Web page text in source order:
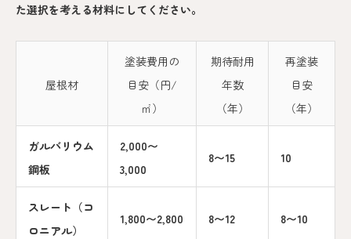
た選択を考える材料にしてください。
屋根材
塗装費用の
目安（円/
㎡）
期待耐用
年数
（年）
再塗装
目安
（年）
ガルバリウム
鋼板
2,000〜
3,000
8〜15 10
スレート（コ
ロニアル）
1,800〜2,800 8〜12 8〜10